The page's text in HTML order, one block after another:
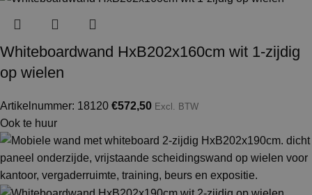
Whiteboardwand HxB202x160cm wit 1-zijdig
op wielen
Artikelnummer: 18120 €572,50 Excl. BTW
Ook te huur